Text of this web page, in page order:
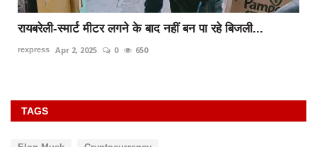
रायबरेली-स्मार्ट मीटर लगने के बाद नहीं बन पा रहे बिजली...
rexpress Apr 2, 2025 0 650
TAGS